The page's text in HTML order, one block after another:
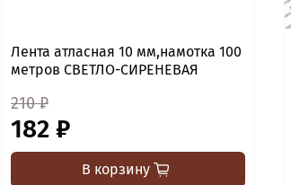
Лента атласная 10 мм,намотка 100
метров СВЕТЛО-СИРЕНЕВАЯ
210 ₽
182 ₽
В корзину